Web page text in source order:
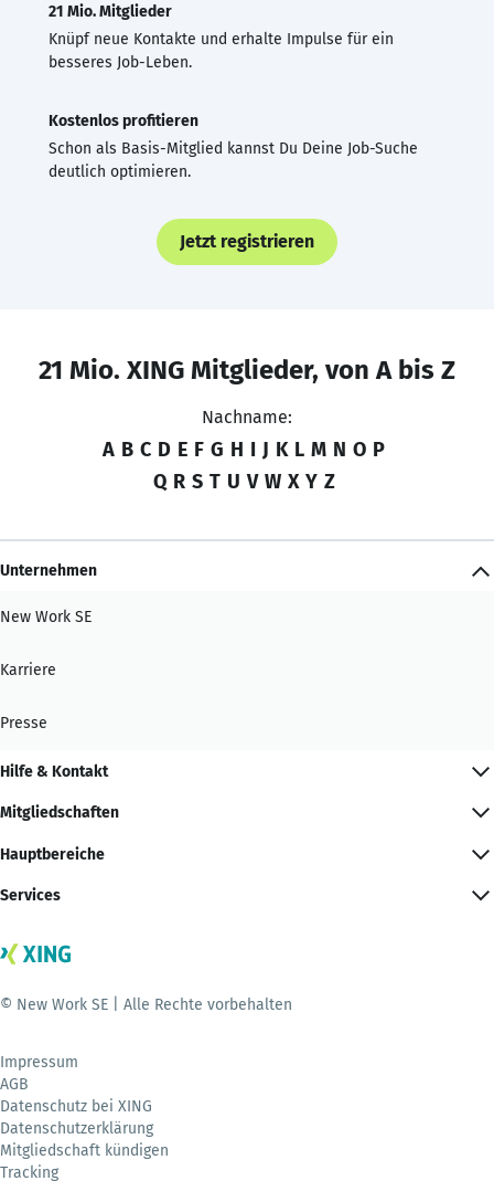
21 Mio. Mitglieder
Knüpf neue Kontakte und erhalte Impulse für ein
besseres Job-Leben.
Kostenlos profitieren
Schon als Basis-Mitglied kannst Du Deine Job-Suche
deutlich optimieren.
Jetzt registrieren
21 Mio. XING Mitglieder, von A bis Z
Nachname:
A B C D E F G H I J K L M N O P
Q R S T U V W X Y Z
Unternehmen
New Work SE
Karriere
Presse
Hilfe & Kontakt
Mitgliedschaften
Hauptbereiche
Services
© New Work SE | Alle Rechte vorbehalten
Impressum
AGB
Datenschutz bei XING
Datenschutzerklärung
Mitgliedschaft kündigen
Tracking